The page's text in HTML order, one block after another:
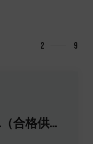
3 9
合格供...